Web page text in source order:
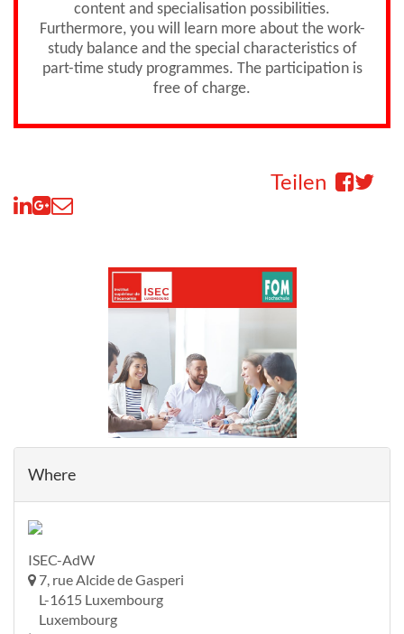
content and specialisation possibilities.
Furthermore, you will learn more about the work-
study balance and the special characteristics of
part-time study programmes. The participation is
free of charge.
Teilen
Where
ISEC-AdW
7, rue Alcide de Gasperi
L-1615 Luxembourg
Luxembourg